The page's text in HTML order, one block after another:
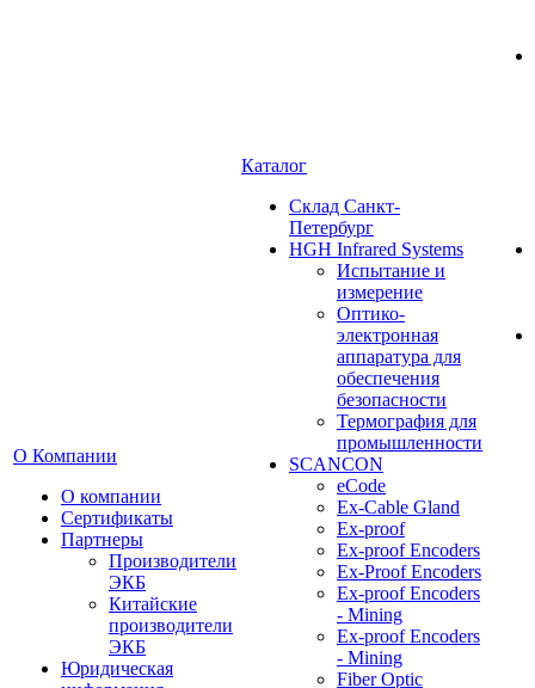
О Компании
О компании
Сертификаты
Партнеры
Производители
ЭКБ
Китайские
производители
ЭКБ
Юридическая
Каталог
Cклад Санкт-
Петербург
HGH Infrared Systems
Испытание и
измерение
Оптико-
электронная
аппаратура для
обеспечения
безопасности
Термография для
промышленности
SCANCON
eCode
Ex-Cable Gland
Ex-proof
Ex-proof Encoders
Ex-Proof Encoders
Ex-proof Encoders
- Mining
Ex-proof Encoders
- Mining
Fiber Optic